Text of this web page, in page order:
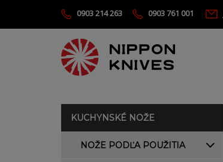
0903 214 263 0903 761 001
KUCHYNSKÉ NOŽE
NOŽE PODĽA POUŽITIA